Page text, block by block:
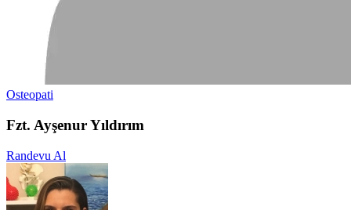
Osteopati
Fzt. Ayşenur Yıldırım
Randevu Al